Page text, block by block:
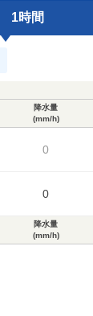
1時間
降水量
(mm/h)
0
0
降水量
(mm/h)